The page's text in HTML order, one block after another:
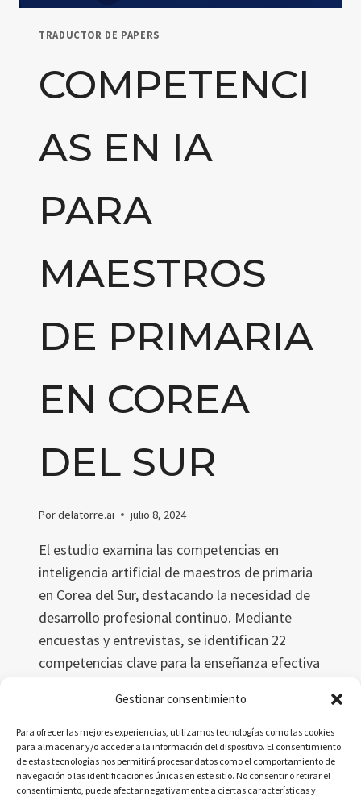
Gestionar consentimiento
Para ofrecer las mejores experiencias, utilizamos tecnologías como las cookies
para almacenar y/o acceder a la información del dispositivo. El consentimiento
de estas tecnologías nos permitirá procesar datos como el comportamiento de
navegación o las identificaciones únicas en este sitio. No consentir o retirar el
consentimiento, puede afectar negativamente a ciertas características y
TRADUCTOR DE PAPERS
COMPETENCI
AS EN IA
PARA
MAESTROS
DE PRIMARIA
EN COREA
DEL SUR
Pordelatorre.ai julio 8, 2024
El estudio examina las competencias en
inteligencia artificial de maestros de primaria
en Corea del Sur, destacando la necesidad de
desarrollo profesional continuo. Mediante
encuestas y entrevistas, se identifican 22
competencias clave para la enseñanza efectiva
EN
PARA